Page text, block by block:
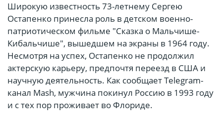
Широкую известность 73-летнему Сергею
Остапенко принесла роль в детском военно-
патриотическом фильме "Сказка о Мальчише-
Кибальчише", вышедшем на экраны в 1964 году.
Несмотря на успех, Остапенко не продолжил
актерскую карьеру, предпочтя переезд в США и
научную деятельность. Как сообщает Telegram-
канал Mash, мужчина покинул Россию в 1993 году
и с тех пор проживает во Флориде.